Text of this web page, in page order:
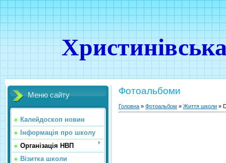
Меню сайту
Калейдоскоп новин
Інформація про школу
Організація НВП
Візитка школи
Фотоальбоми
Головна » Фотоальбом » Життя школи »